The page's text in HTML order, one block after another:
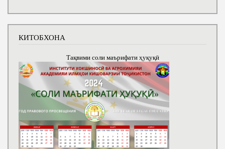
КИТОБХОНА
Тақвими соли маърифати ҳуқуқӣ